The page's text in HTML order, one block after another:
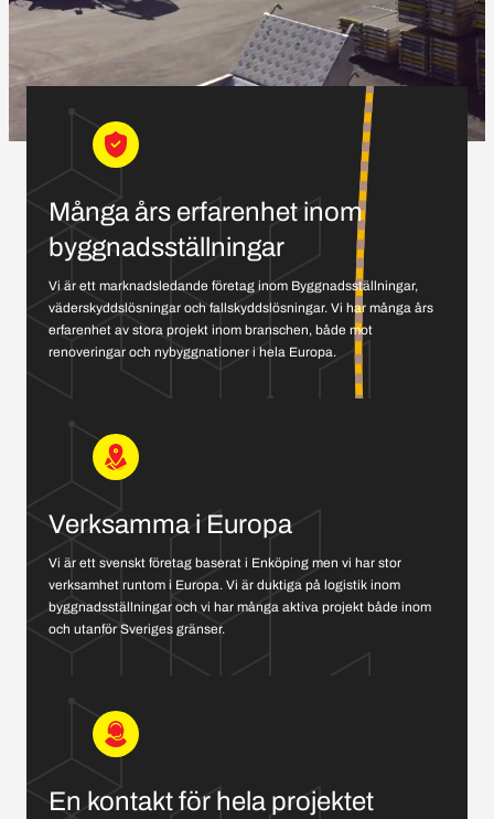
Många års erfarenhet inom
byggnadsställningar
Vi är ett marknadsledande företag inom Byggnadsställningar,
väderskyddslösningar och fallskyddslösningar. Vi har många års
erfarenhet av stora projekt inom branschen, både mot
renoveringar och nybyggnationer i hela Europa.
Verksamma i Europa
Vi är ett svenskt företag baserat i Enköping men vi har stor
verksamhet runtom i Europa. Vi är duktiga på logistik inom
byggnadsställningar och vi har många aktiva projekt både inom
och utanför Sveriges gränser.
En kontakt för hela projektet